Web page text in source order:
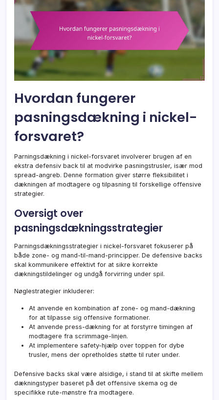
Hvordan fungerer
pasningsdækning i nickel-
forsvaret?
Parningsdækning i nickel-forsvaret involverer brugen af en
ekstra defensiv back til at modvirke pasningstrusler, især mod
spread-angreb. Denne formation giver større fleksibilitet i
dækningen af modtagere og tilpasning til forskellige offensive
strategier.
Oversigt over
pasningsdækningsstrategier
Parningsdækningsstrategier i nickel-forsvaret fokuserer på
både zone- og mand-til-mand-principper. De defensive backs
skal kommunikere effektivt for at sikre korrekte
dækningstildelinger og undgå forvirring under spil.
Nøglestrategier inkluderer:
At anvende en kombination af zone- og mand-dækning
for at tilpasse sig offensive formationer.
At anvende press-dækning for at forstyrre timingen af
modtagere fra scrimmage-linjen.
At implementere safety-hjælp over toppen for dybe
trusler, mens der opretholdes støtte til ruter under.
Defensive backs skal være alsidige, i stand til at skifte mellem
dækningstyper baseret på det offensive skema og de
specifikke rute-mønstre fra modtagere.